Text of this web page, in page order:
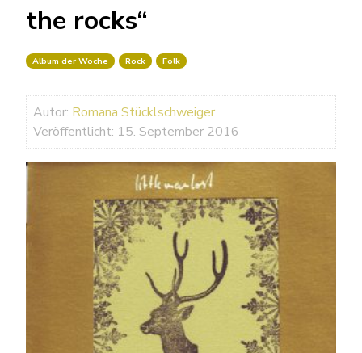
the rocks“
Album der Woche Rock Folk
Autor: Romana Stücklschweiger
Veröffentlicht: 15. September 2016